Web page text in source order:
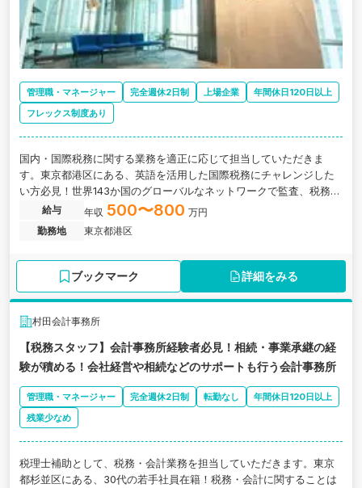
管理職・マネージャー 完全週休2日制 上場企業
年間休日120日以上
フレックス制度あり
国内・国際税務に関する業務を適正に応じて担当していただきま
す。東京都港区にある、英語を活用した国際税務にチャレンジした
い方必見！世界143か国のグローバルなネットワークで監査、税務、
アドバイザリーサービスを提供する税理士法人の求人です。
給与 年収 500〜800 万円
勤務地
東京都港区
ブックマーク 詳細をみる
村田会計事務所
【税務スタッフ】会計事務所経験者必見！相続・事業承継の経
験が積める！会社経営や相続などのサポートも行う会計事務所
管理職・マネージャー 完全週休2日制 転勤なし
年間休日120日以上
残業少なめ
税理士補助として、税務・会計業務を担当していただきます。東京
都杉並区にある、30代の若手社員在籍！税務・会計に関することは